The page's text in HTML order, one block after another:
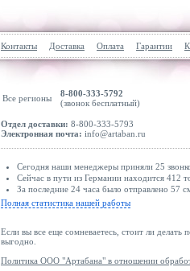
Контакты Доставка Оплата Гарантии
Все регионы
8-800-333-5792
(звонок бесплатный)
Отдел доставки: 8-800-333-5793
Электронная почта: info@artaban.ru
Сегодня наши менеджеры приняли 25
Сейчас в пути из Германии находится 412
За последние 24 часа было отправлено 57
Полная статистика нашей работы
Если вы все еще сомневаетесь, стоит ли делать
выгодно.
Политика ООО "Артабана" в отношении